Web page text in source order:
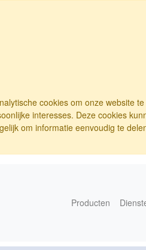
cookies om onze website
interesses. Deze cookies
om informatie eenvoudig te
Producten